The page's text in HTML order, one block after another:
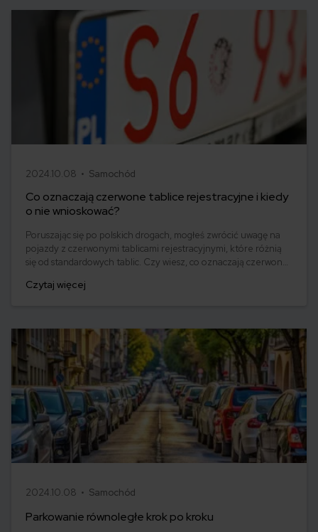
2024.10.08 • Samochód
Co oznaczają czerwone tablice rejestracyjne i kiedy
o nie wnioskować?
Poruszając się po polskich drogach, mogłeś zwrócić uwagę na
pojazdy z czerwonymi tablicami rejestracyjnymi, które różnią
się od standardowych tablic. Czy wiesz, co oznaczają czerwone
Przygotowaliśmy krótki przewodnik dla tych, którzy jeszcze nie
Czytaj więcej
2024.10.08 • Samochód
Parkowanie równoległe krok po kroku